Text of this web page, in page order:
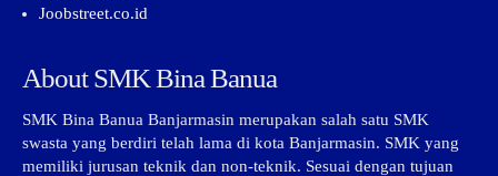
Joobstreet.co.id
About SMK Bina Banua
SMK Bina Banua Banjarmasin merupakan salah satu SMK
swasta yang berdiri telah lama di kota Banjarmasin. SMK yang
memiliki jurusan teknik dan non-teknik. Sesuai dengan tujuan